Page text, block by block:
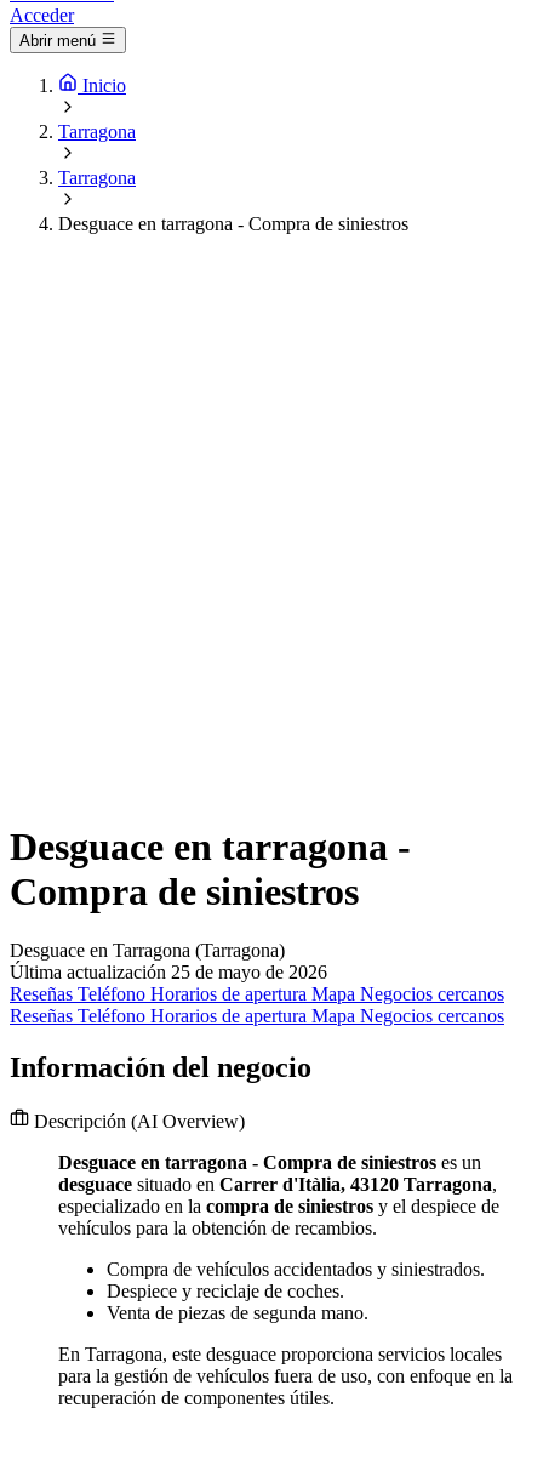
Acceder
Abrir menú
Inicio
Tarragona
Tarragona
Desguace en tarragona - Compra de siniestros
Desguace en tarragona -
Compra de siniestros
Desguace en Tarragona (Tarragona)
Última actualización 25 de mayo de 2026
Reseñas Teléfono Horarios de apertura Mapa Negocios cercanos
Reseñas Teléfono Horarios de apertura Mapa Negocios cercanos
Información del negocio
Descripción (AI Overview)
Desguace en tarragona - Compra de siniestros es un
desguace situado en Carrer d'Itàlia, 43120 Tarragona,
especializado en la compra de siniestros y el despiece de
vehículos para la obtención de recambios.
Compra de vehículos accidentados y siniestrados.
Despiece y reciclaje de coches.
Venta de piezas de segunda mano.
En Tarragona, este desguace proporciona servicios locales
para la gestión de vehículos fuera de uso, con enfoque en la
recuperación de componentes útiles.